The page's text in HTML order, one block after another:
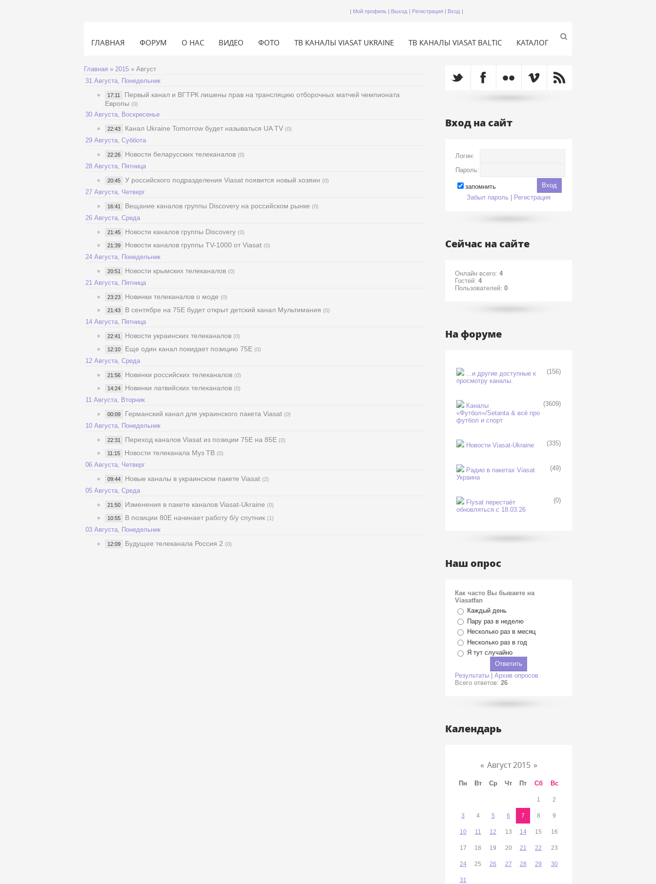
| Мой профиль | Выход | Регистрация | Вход |
ГЛАВНАЯ ФОРУМ О НАС ВИДЕО ФОТО ТВ КАНАЛЫ VIASAT UKRAINE ТВ КАНАЛЫ VIASAT BALTIC КАТАЛОГ
Главная » 2015 » Август
31 Августа, Понедельник
17:11
Первый канал и ВГТРК лишены прав на трансляцию отборочных матчей чемпионата
Европы (0)
30 Августа, Воскресенье
22:43 Канал Ukraine Tomorrow будет называться UA TV (0)
29 Августа, Суббота
22:26 Новости беларусских телеканалов (0)
28 Августа, Пятница
20:45 У российского подразделения Viasat появится новый хозяин (0)
27 Августа, Четверг
16:41 Вещание каналов группы Discovery на российском рынке (0)
26 Августа, Среда
21:45 Новости каналов группы Discovery (0)
21:39 Новости каналов группы TV-1000 от Viasat (0)
24 Августа, Понедельник
20:51 Новости крымских телеканалов (0)
21 Августа, Пятница
23:23 Новинки телеканалов о моде (0)
21:43 В сентябре на 75Е будет открыт детский канал Мультимания (0)
14 Августа, Пятница
22:41 Новости украинских телеканалов (0)
12:10 Еще один канал покидает позицию 75Е (0)
12 Августа, Среда
21:56 Новинки российских телеканалов (0)
14:24 Новинки латвийских телеканалов (0)
11 Августа, Вторник
00:09 Германский канал для украинского пакета Viasat (0)
10 Августа, Понедельник
22:31 Переход каналов Viasat из позиции 75Е на 85Е (0)
11:15 Новости телеканала Муз ТВ (0)
06 Августа, Четверг
09:44 Новые каналы в украинском пакете Viasat (2)
05 Августа, Среда
21:50 Изменения в пакете каналов Viasat-Ukraine (0)
10:55 В позиции 80Е начинает работу б/у спутник (1)
03 Августа, Понедельник
12:09 Будущее телеканала Россия 2 (0)
Вход на сайт
Логин:
Пароль:
запомнить
Забыл пароль
Регистрация
Сейчас на сайте
Онлайн всего: 4
Гостей: 4
Пользователей: 0
На форуме
...и другие доступные к
просмотру каналы.
(156)
Каналы
«Футбол»/Setanta & всё про
футбол и спорт
(3609)
Новости Viasat-Ukraine (335)
Радио в пакетах Viasat
Украина
(49)
Flysat перестаёт
обновляться с 18.03.26
(0)
Наш опрос
Как часто Вы бываете на
Viasatfan
Каждый день
Пару раз в неделю
Несколько раз в месяц
Несколько раз в год
Я тут случайно
Результаты
Архив опросов
Всего ответов: 26
Календарь
« Август 2015 »
Пн Вт Ср Чт Пт Сб Вс
1 2
3 4 5 6 7 8 9
10 11 12 13 14 15 16
17 18 19 20 21 22 23
24 25 26 27 28 29 30
31